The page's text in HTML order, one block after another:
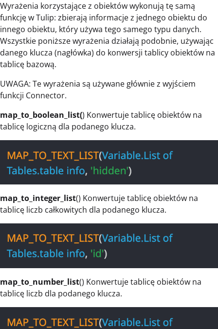
Wyrażenia korzystające z obiektów wykonują tę samą
funkcję w Tulip: zbierają informacje z jednego obiektu do
innego obiektu, który używa tego samego typu danych.
Wszystkie poniższe wyrażenia działają podobnie, używając
danego klucza (nagłówka) do konwersji tablicy obiektów na
tablicę bazową.
UWAGA: Te wyrażenia są używane głównie z wyjściem
funkcji Connector.
map_to_boolean_list() Konwertuje tablicę obiektów na
tablicę logiczną dla podanego klucza.
map_to_integer_list() Konwertuje tablicę obiektów na
tablicę liczb całkowitych dla podanego klucza.
map_to_number_list() Konwertuje tablicę obiektów na
tablicę liczb dla podanego klucza.